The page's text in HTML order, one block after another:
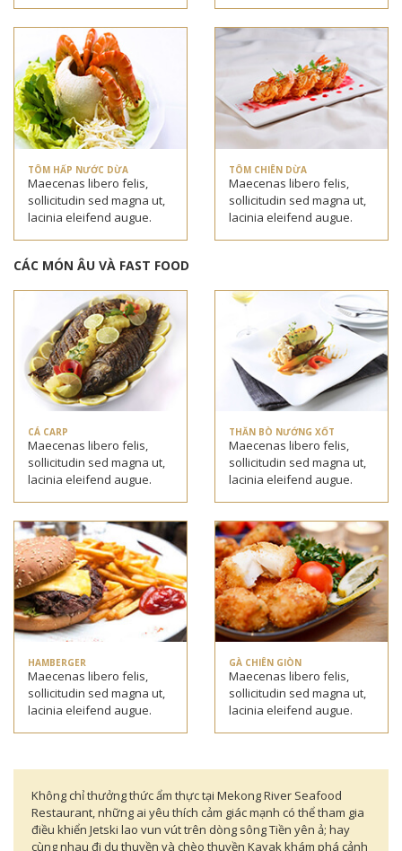
TÔM HẤP NƯỚC DỪA
Maecenas libero felis,
sollicitudin sed magna ut,
lacinia eleifend augue.
TÔM CHIÊN DỪA
Maecenas libero felis,
sollicitudin sed magna ut,
lacinia eleifend augue.
CÁC MÓN ÂU VÀ FAST FOOD
CÁ CARP
Maecenas libero felis,
sollicitudin sed magna ut,
lacinia eleifend augue.
THĂN BÒ NƯỚNG XỐT
Maecenas libero felis,
sollicitudin sed magna ut,
lacinia eleifend augue.
HAMBERGER
Maecenas libero felis,
sollicitudin sed magna ut,
lacinia eleifend augue.
GÀ CHIÊN GIÒN
Maecenas libero felis,
sollicitudin sed magna ut,
lacinia eleifend augue.
Không chỉ thưởng thức ẩm thực tại Mekong River Seafood
Restaurant, những ai yêu thích cảm giác mạnh có thể tham gia
điều khiển Jetski lao vun vút trên dòng sông Tiền yên ả; hay
cùng nhau đi du thuyền và chèo thuyền Kayak khám phá cảnh